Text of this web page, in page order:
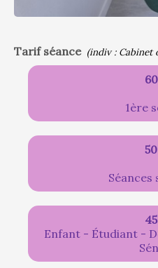
Tarif séance (indiv : Cabinet
1ère
Séances
Enfant - Étudiant -